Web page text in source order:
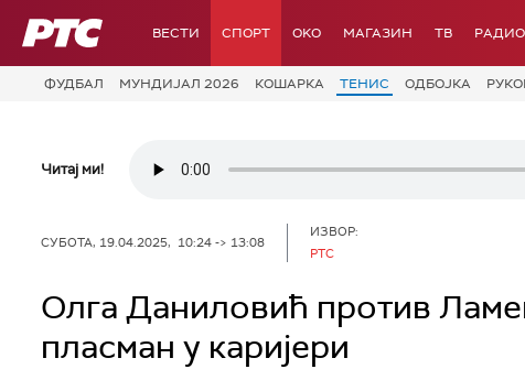
РТС ВЕСТИ СПОРТ OKO МАГАЗИН ТВ РАДИО
ФУДБАЛ МУНДИЈАЛ 2026 КОШАРКА ТЕНИС ОДБОЈКА
Читај ми!
СУБОТА, 19.04.2025, 10:24 -> 13:08
ИЗВОР:
РТС
Олга Даниловић против
пласман у каријери